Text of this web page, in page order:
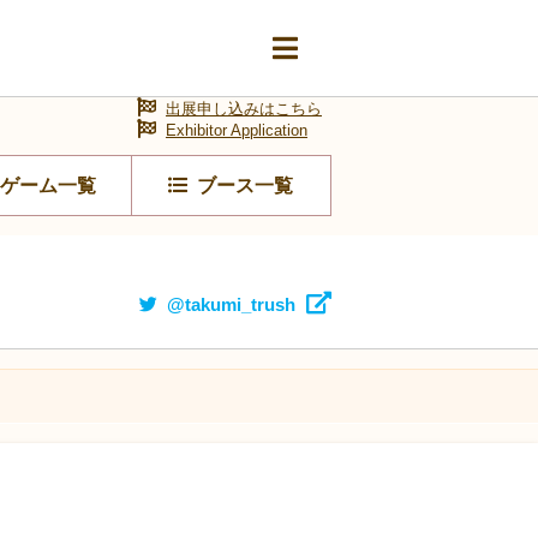
ゲーム一覧 ブース一覧
出展申し込みはこちら
Exhibitor Application
@takumi_trush